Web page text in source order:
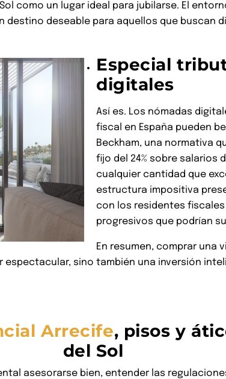
como un lugar ideal para jubilarse. El
destino deseable para aquellos que buscan
Especial
digitales
Así es. Los nómadas
fiscal en España pueden
Beckham, una normativa
fijo del 24% sobre salarios
cualquier cantidad que
estructura impositiva
con los residentes
progresivos que podrían
En resumen, comprar una
sino también una inversión
Arrecife, pisos y
del Sol
asesorarse bien, entender las